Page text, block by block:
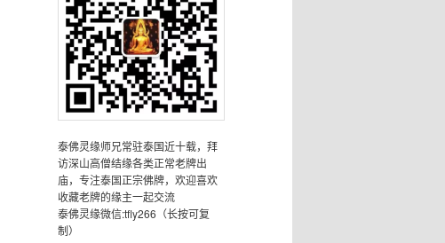
泰佛灵缘师兄常驻泰国近十载，拜
访深山高僧结缘各类正常老牌出
庙，专注泰国正宗佛牌，欢迎喜欢
收藏老牌的缘主一起交流
泰佛灵缘微信:tfly266（长按可复
制）